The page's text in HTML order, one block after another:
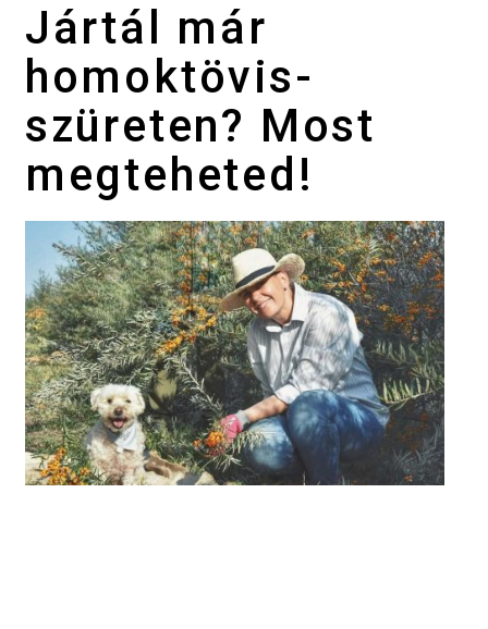
Jártál már
homoktövis-
szüreten? Most
megteheted!